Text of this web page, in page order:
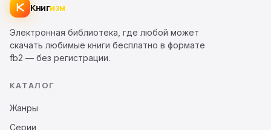
Книгизм
Электронная библиотека, где любой может
скачать любимые книги бесплатно в формате
fb2 — без регистрации.
КАТАЛОГ
Жанры
Серии